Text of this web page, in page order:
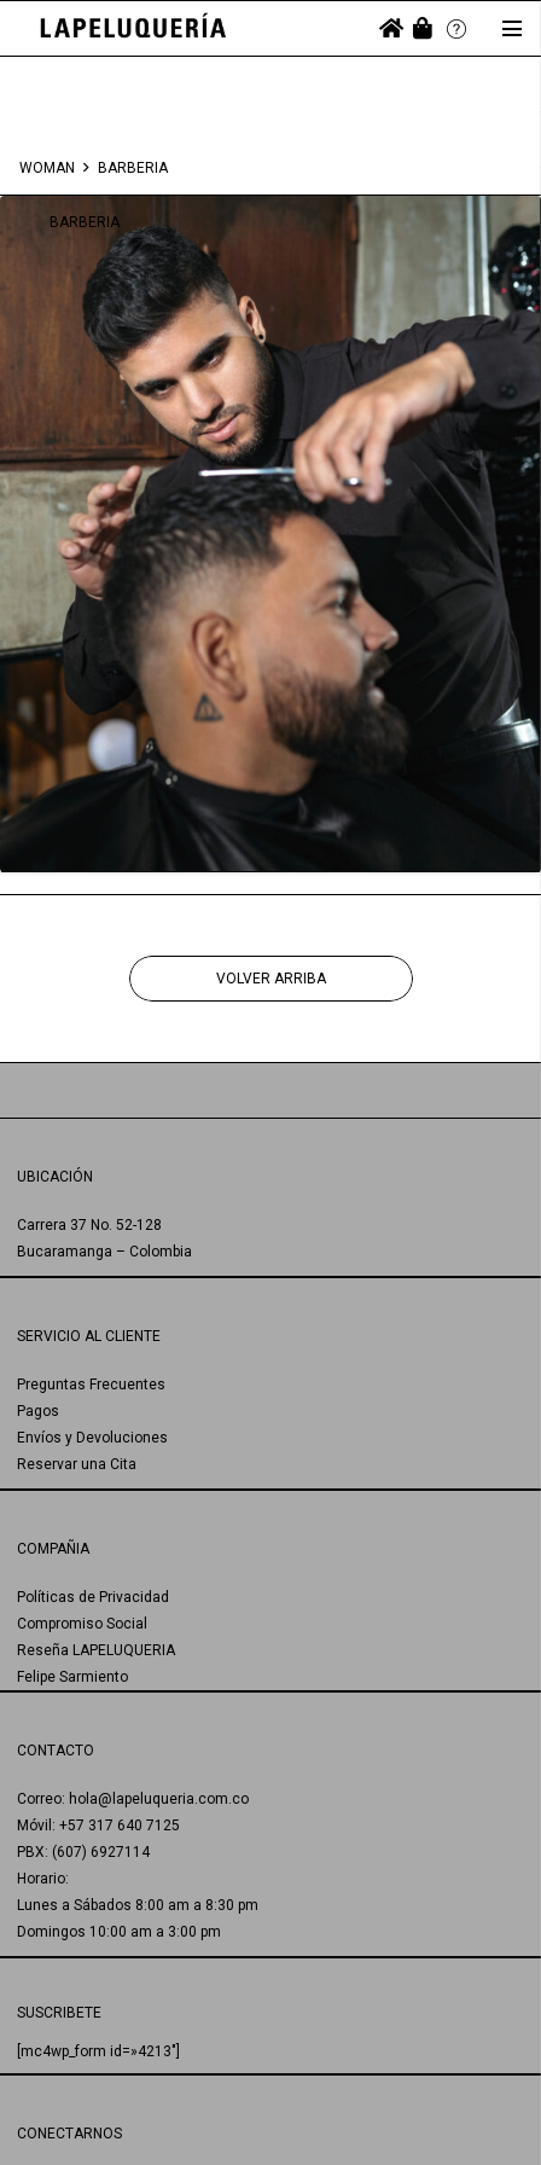
WOMAN BARBERIA
BARBERIA
VOLVER ARRIBA
UBICACIÓN
Carrera 37 No. 52-128
Bucaramanga – Colombia
SERVICIO AL CLIENTE
Preguntas Frecuentes
Pagos
Envíos y Devoluciones
Reservar una Cita
COMPAÑIA
Políticas de Privacidad
Compromiso Social
Reseña LAPELUQUERIA
Felipe Sarmiento
CONTACTO
Correo: hola@lapeluqueria.com.co
Móvil: +57 317 640 7125
PBX: (607) 6927114
Horario:
Lunes a Sábados 8:00 am a 8:30 pm
Domingos 10:00 am a 3:00 pm
SUSCRIBETE
[mc4wp_form id=»4213″]
CONECTARNOS